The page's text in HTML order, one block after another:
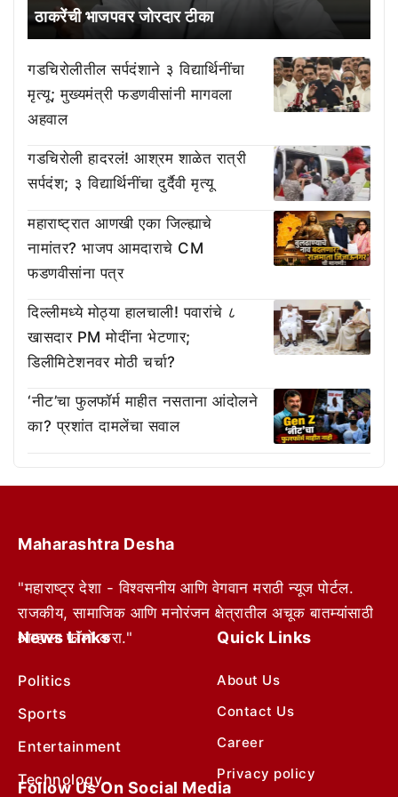
ठाकरेंची भाजपवर जोरदार टीका
गडचिरोलीतील सर्पदंशाने ३ विद्यार्थिनींचा
मृत्यू; मुख्यमंत्री फडणवीसांनी मागवला
अहवाल
गडचिरोली हादरलं! आश्रम शाळेत रात्री
सर्पदंश; ३ विद्यार्थिनींचा दुर्दैवी मृत्यू
महाराष्ट्रात आणखी एका जिल्ह्याचे
नामांतर? भाजप आमदाराचे CM
फडणवीसांना पत्र
दिल्लीमध्ये मोठ्या हालचाली! पवारांचे ८
खासदार PM मोदींना भेटणार;
डिलीमिटेशनवर मोठी चर्चा?
‘नीट’चा फुलफॉर्म माहीत नसताना आंदोलने
का? प्रशांत दामलेंचा सवाल
Maharashtra Desha
"महाराष्ट्र देशा - विश्वसनीय आणि वेगवान मराठी न्यूज पोर्टल.
राजकीय, सामाजिक आणि मनोरंजन क्षेत्रातील अचूक बातम्यांसाठी
आम्हाला फॉलो करा."
News Links
Politics
Sports
Entertainment
Technology
Quick Links
About Us
Contact Us
Career
Privacy policy
Follow Us On Social Media